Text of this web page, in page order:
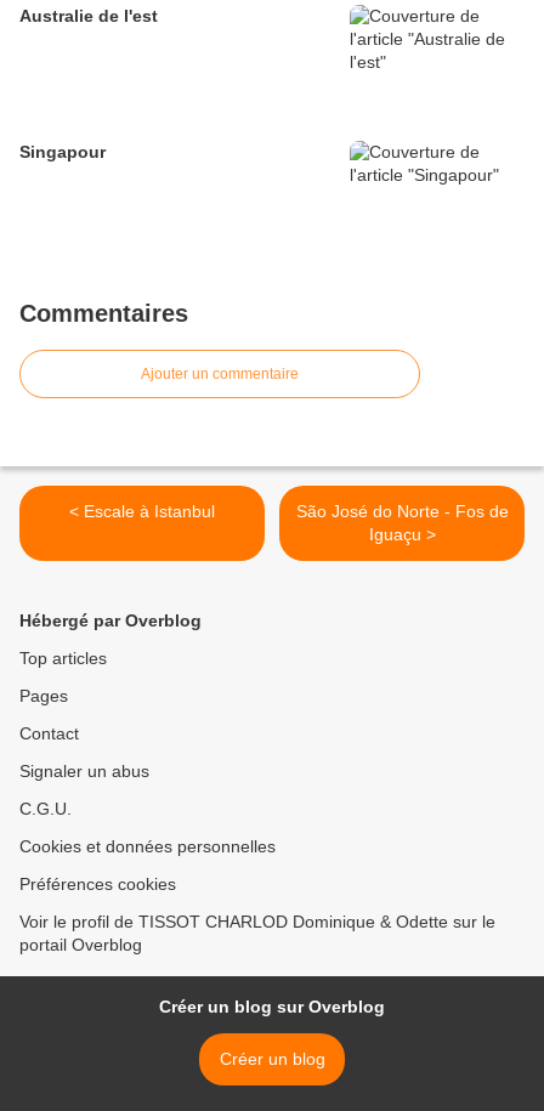
Australie de l'est
Singapour
Commentaires
Ajouter un commentaire
< Escale à Istanbul
São José do Norte - Fos de
Iguaçu >
Hébergé par Overblog
Top articles
Pages
Contact
Signaler un abus
C.G.U.
Cookies et données personnelles
Préférences cookies
Voir le profil de TISSOT CHARLOD Dominique & Odette sur le
portail Overblog
Créer un blog sur Overblog
Créer un blog